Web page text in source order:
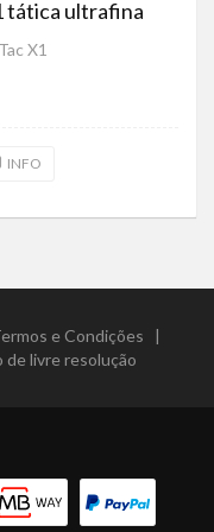
tática ultrafina
X1
INFO
e Condições |
de livre resolução